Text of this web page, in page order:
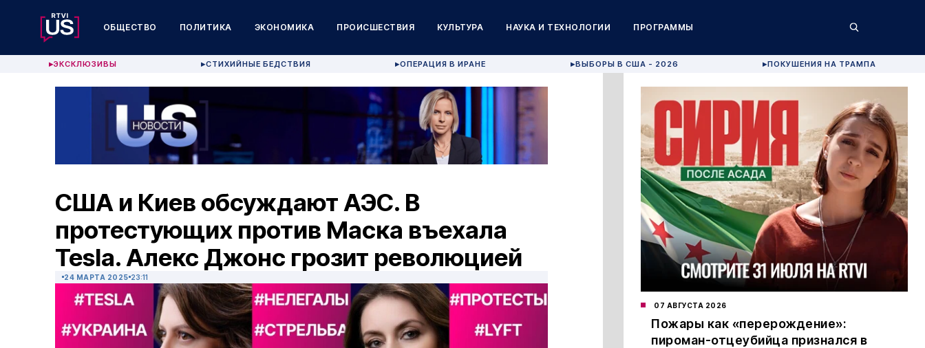
ОБЩЕСТВО ПОЛИТИКА ЭКОНОМИКА ПРОИСШЕСТВИЯ КУЛЬТУРА НАУКА И ТЕХНОЛОГИИ ПРОГРАММЫ
▶ЭКСКЛЮЗИВЫ ▶СТИХИЙНЫЕ БЕДСТВИЯ ▶ОПЕРАЦИЯ В ИРАНЕ ▶ВЫБОРЫ В США - 2026 ▶ПОКУШЕНИЯ НА ТРАМПА
США и Киев обсуждают АЭС. В
протестующих против Маска въехала
Tesla. Алекс Джонс грозит революцией
24 МАРТА 2025 23:11
07 АВГУСТА 2026
Пожары как «перерождение»:
пироман-отцеубийца признался в